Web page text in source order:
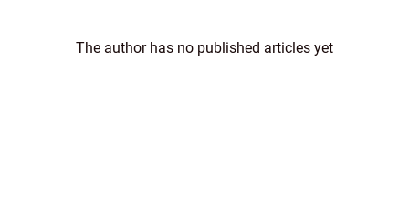
The author has no published articles yet